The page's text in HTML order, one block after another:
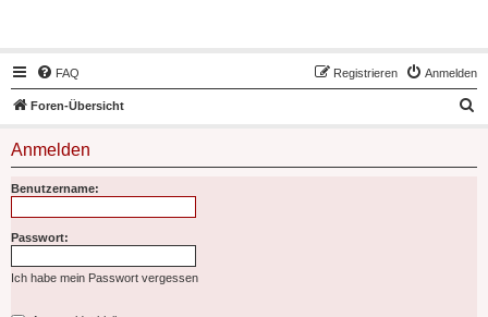
FAQ Anmelden
Registrieren
Foren-Übersicht
Anmelden
Benutzername:
Passwort:
Ich habe mein Passwort vergessen